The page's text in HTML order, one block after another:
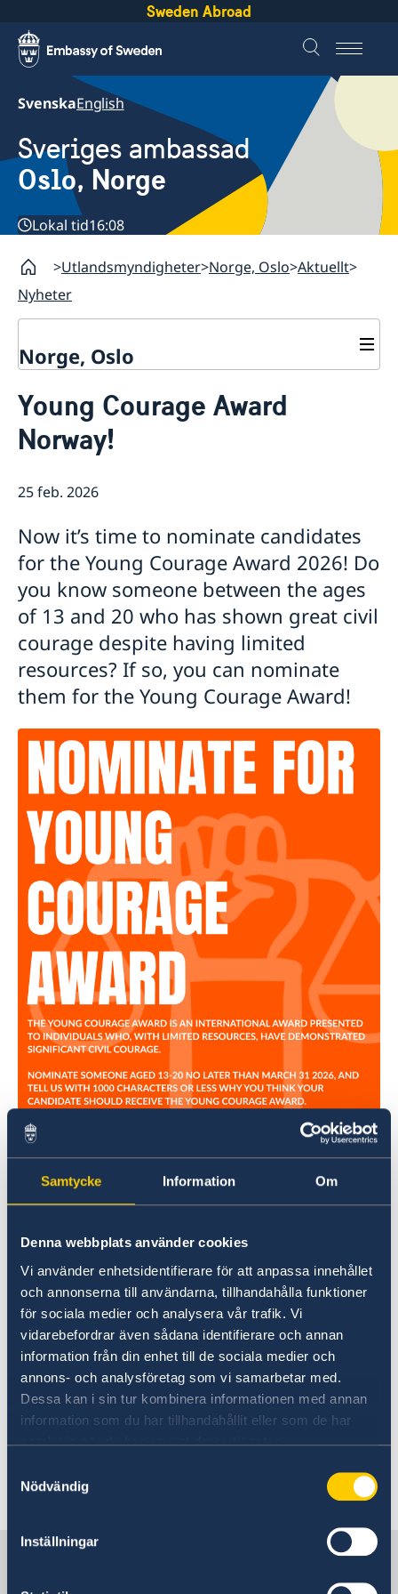
Samtycke Information Om
Denna webbplats använder cookies
Vi använder enhetsidentifierare för att anpassa innehållet
och annonserna till användarna, tillhandahålla funktioner
för sociala medier och analysera vår trafik. Vi
vidarebefordrar även sådana identifierare och annan
information från din enhet till de sociala medier och
annons- och analysföretag som vi samarbetar med.
Dessa kan i sin tur kombinera informationen med annan
information som du har tillhandahållit eller som de har
samlat in när du har använt deras tjänster.
Nödvändig
Inställningar
Sweden Abroad
SvenskaEnglish
Sveriges ambassad
Oslo, Norge
Lokal tid16:08
Utlandsmyndigheter Norge, Oslo Aktuellt
Nyheter
Norge, Oslo
Övriga kontakter i Norge
Om oss/Konsulat
Så stöttar vi svenska företag
Team Sweden
Svenska företag i Norge
Nyheter
Främjande
Affärsklimatstudie Norge 2025
Affärsklimatstudie Norge 2024
Affärsklimatstudie Norge 2020
Young Courage Award
Norway!
25 feb. 2026
Now it’s time to nominate candidates
for the Young Courage Award 2026! Do
you know someone between the ages
of 13 and 20 who has shown great civil
courage despite having limited
resources? If so, you can nominate
them for the Young Courage Award!
This international award is presented annually
on Raoul Wallenberg Day, 27 August, and is a
collaboration between the Swedish Institute,
Swedish embassies, and the Raoul Wallenberg
Academy. You can nominate someone by
sending a motivation of no more than 1,000
characters, along with the person’s name, to
ambassaden.oslo@gov.se. The deadline for
nominations is March 31st.
Senast uppdaterad 25 feb. 2026, 12.18
Sverige i Norge